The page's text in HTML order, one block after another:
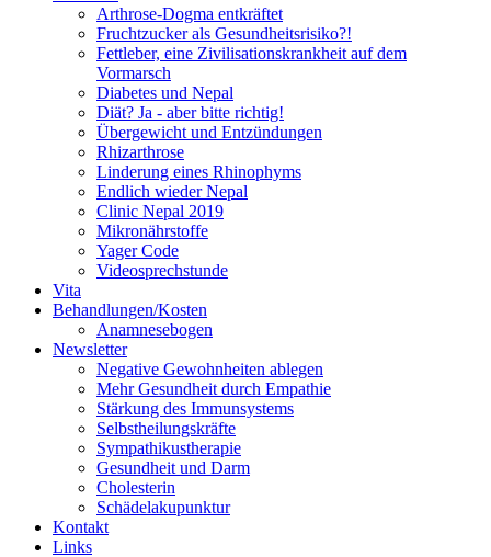
Arthrose-Dogma entkräftet
Fruchtzucker als Gesundheitsrisiko?!
Fettleber, eine Zivilisationskrankheit auf dem
Vormarsch
Diabetes und Nepal
Diät? Ja - aber bitte richtig!
Übergewicht und Entzündungen
Rhizarthrose
Linderung eines Rhinophyms
Endlich wieder Nepal
Clinic Nepal 2019
Mikronährstoffe
Yager Code
Videosprechstunde
Vita
Behandlungen/Kosten
Anamnesebogen
Newsletter
Negative Gewohnheiten ablegen
Mehr Gesundheit durch Empathie
Stärkung des Immunsystems
Selbstheilungskräfte
Sympathikustherapie
Gesundheit und Darm
Cholesterin
Schädelakupunktur
Kontakt
Links